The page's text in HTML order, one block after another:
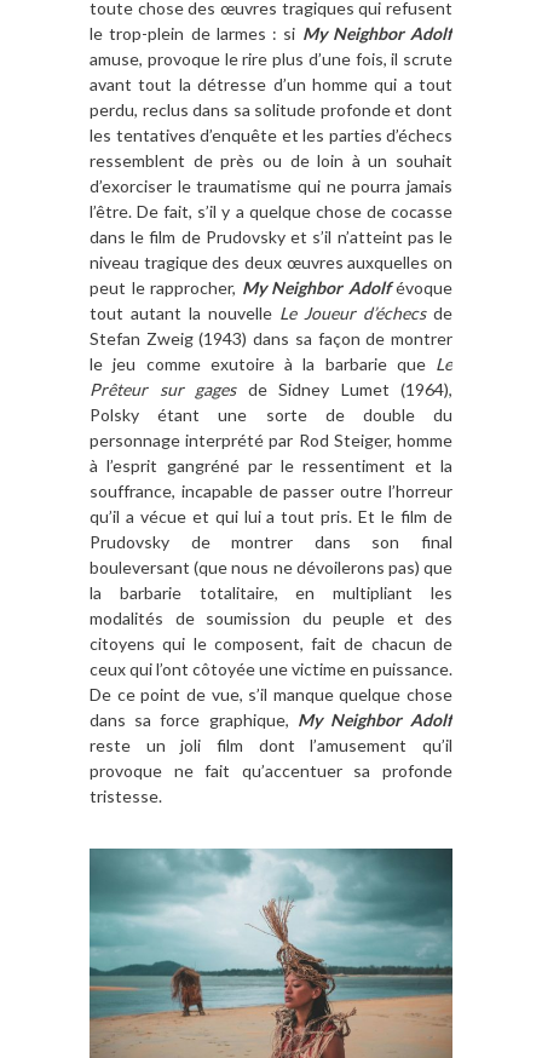
toute chose des œuvres tragiques qui refusent
le trop-plein de larmes : si My Neighbor Adolf
amuse, provoque le rire plus d’une fois, il scrute
avant tout la détresse d’un homme qui a tout
perdu, reclus dans sa solitude profonde et dont
les tentatives d’enquête et les parties d’échecs
ressemblent de près ou de loin à un souhait
d’exorciser le traumatisme qui ne pourra jamais
l’être. De fait, s’il y a quelque chose de cocasse
dans le film de Prudovsky et s’il n’atteint pas le
niveau tragique des deux œuvres auxquelles on
peut le rapprocher, My Neighbor Adolfévoque
tout autant la nouvelle Le Joueur d’échecs de
Stefan Zweig (1943) dans sa façon de montrer
le jeu comme exutoire à la barbarie que Le
Prêteur sur gagesde Sidney Lumet (1964),
Polsky étant une sorte de double du
personnage interprété par Rod Steiger, homme
à l’esprit gangréné par le ressentiment et la
souffrance, incapable de passer outre l’horreur
qu’il a vécue et qui lui a tout pris. Et le film de
Prudovsky de montrer dans son final
bouleversant (que nous ne dévoilerons pas) que
la barbarie totalitaire, en multipliant les
modalités de soumission du peuple et des
citoyens qui le composent, fait de chacun de
ceux qui l’ont côtoyée une victime en puissance.
De ce point de vue, s’il manque quelque chose
dans sa force graphique, My Neighbor Adolf
reste un joli film dont l’amusement qu’il
provoque ne fait qu’accentuer sa profonde
tristesse.